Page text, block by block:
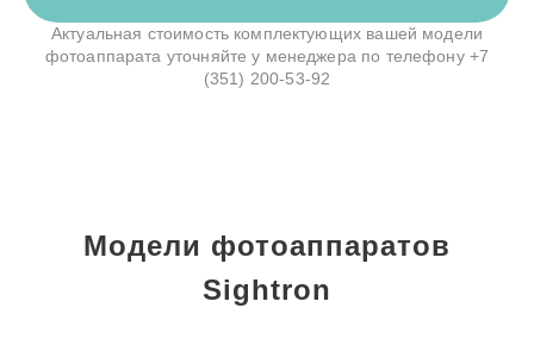
Актуальная стоимость комплектующих вашей модели
фотоаппарата уточняйте у менеджера по телефону +7
(351) 200-53-92
Модели фотоаппаратов
Sightron